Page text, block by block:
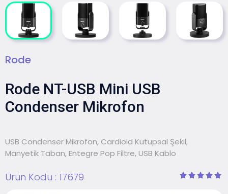
Rode
Rode NT-USB Mini USB
Condenser Mikrofon
USB Condenser Mikrofon, Cardioid Kutupsal Şekil,
Manyetik Taban, Entegre Pop Filtre, USB Kablo
Ürün Kodu : 17679